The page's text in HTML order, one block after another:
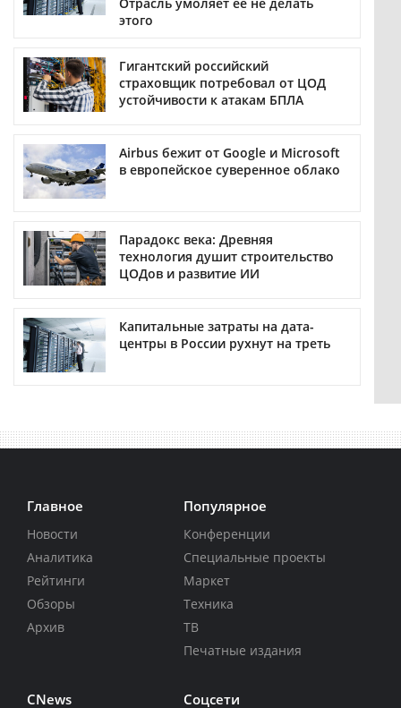
этого
Гигантский российский
страховщик потребовал от ЦОД
устойчивости к атакам БПЛА
Airbus бежит от Google и Microsoft
в европейское суверенное облако
Парадокс века: Древняя
технология душит строительство
ЦОДов и развитие ИИ
Капитальные затраты на дата-
центры в России рухнут на треть
Главное
Новости
Аналитика
Рейтинги
Обзоры
Архив
Популярное
Конференции
Специальные проекты
Маркет
Техника
ТВ
Печатные издания
CNews Соцсети